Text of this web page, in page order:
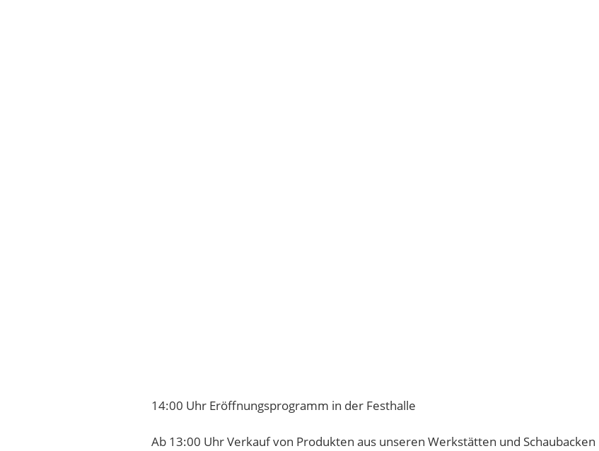
14:00 Uhr Eröffnungsprogramm in der Festhalle
Ab 13:00 Uhr Verkauf von Produkten aus unseren Werkstätten und Schaubacken